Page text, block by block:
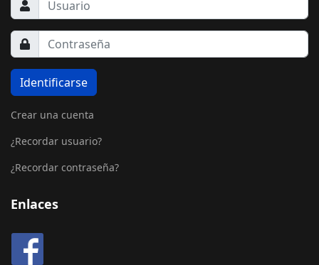
Identificarse
Crear una cuenta
¿Recordar usuario?
¿Recordar contraseña?
Enlaces